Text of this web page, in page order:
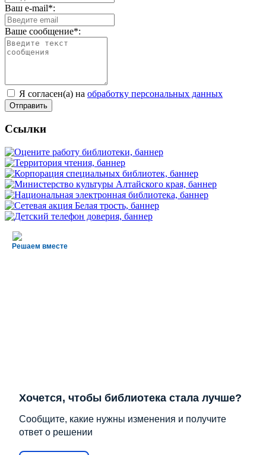
Ваш e-mail*:
Ваше сообщение*:
Я согласен(а) на обработку персональных данных
Ссылки
Решаем вместе
Хочется, чтобы библиотека стала лучше?
Сообщите, какие нужны изменения и получите
ответ о решении